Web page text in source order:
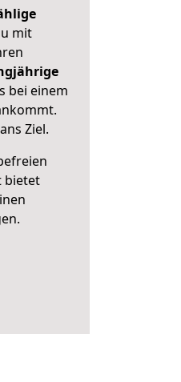
mit
bei einem
Ziel.
bietet